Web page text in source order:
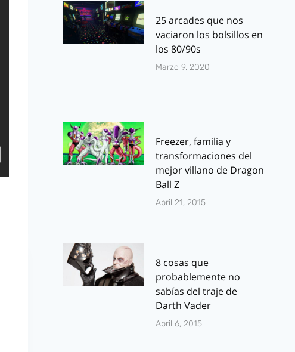
25 arcades que nos
vaciaron los bolsillos en
los 80/90s
Marzo 9, 2020
Freezer, familia y
transformaciones del
mejor villano de Dragon
Ball Z
Abril 21, 2015
8 cosas que
probablemente no
sabías del traje de
Darth Vader
Abril 6, 2015